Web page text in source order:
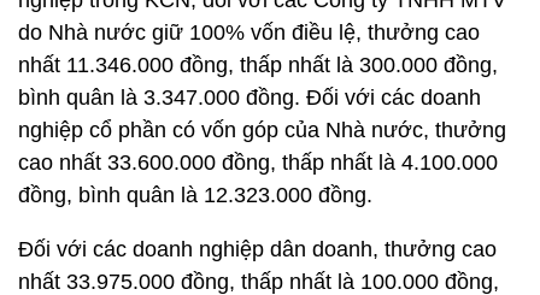
do Nhà nước giữ 100% vốn điều lệ, thưởng cao
nhất 11.346.000 đồng, thấp nhất là 300.000 đồng,
bình quân là 3.347.000 đồng. Đối với các doanh
nghiệp cổ phần có vốn góp của Nhà nước, thưởng
cao nhất 33.600.000 đồng, thấp nhất là 4.100.000
đồng, bình quân là 12.323.000 đồng.
Đối với các doanh nghiệp dân doanh, thưởng cao
nhất 33.975.000 đồng, thấp nhất là 100.000 đồng,